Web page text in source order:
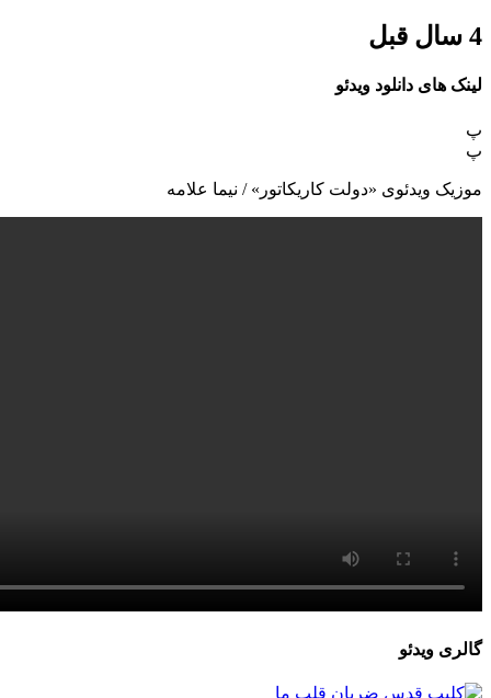
4 سال قبل
لینک های دانلود ویدئو
پ
پ
موزیک ویدئوی «دولت کاریکاتور» / نیما علامه
گالری ویدئو